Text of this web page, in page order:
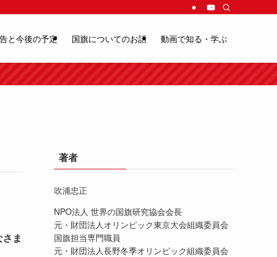
と今後の予定 国旗についてのお話 動画で知る・学ぶ
ま
著者
吹浦忠正
NPO法人 世界の国旗研究協会会長
元・財団法人オリンピック東京大会組織委員会
国旗担当専門職員
元・財団法人長野冬季オリンピック組織委員会